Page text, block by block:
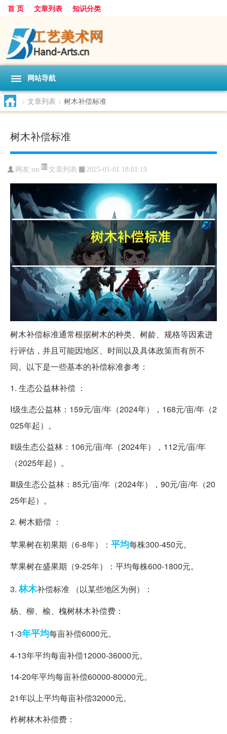
首 页 文章列表 知识分类
网站导航
> 文章列表 > 树木补偿标准
树木补偿标准
网友:sm 文章列表 2025-01-01 18:01:19
树木补偿标准通常根据树木的种类、树龄、规格等因素进
行评估，并且可能因地区、时间以及具体政策而有所不
同。以下是一些基本的补偿标准参考：
1. 生态公益林补偿 ：
Ⅰ级生态公益林：159元/亩/年（2024年），168元/亩/年（2
025年起）。
Ⅱ级生态公益林：106元/亩/年（2024年），112元/亩/年
（2025年起）。
Ⅲ级生态公益林：85元/亩/年（2024年），90元/亩/年（20
25年起）。
2. 树木赔偿 ：
苹果树在初果期（6-8年）： 平均每株300-450元。
苹果树在盛果期（9-25年）：平均每株600-1800元。
3.林木补偿标准 （以某些地区为例）：
杨、柳、榆、槐树林木补偿费：
1-3年平均每亩补偿6000元。
4-13年平均每亩补偿12000-36000元。
14-20年平均每亩补偿60000-80000元。
21年以上平均每亩补偿32000元。
柞树林木补偿费：